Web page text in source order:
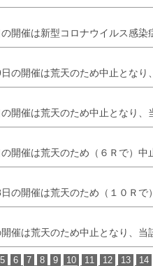
開催は新型コロナウイルス感染
の開催は荒天のため中止となり
開催は荒天のため中止となり、
開催は荒天のため（６Ｒで）中
の開催は荒天のため（１０Ｒで
催は荒天のため中止となり、当
5 6 7 8 9 10 11 12 13 14